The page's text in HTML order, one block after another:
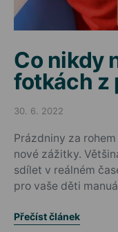
Co nikdy
fotkách z
Posted on
30. 6. 2022
Prázdniny za
nové zážitky.
sdílet v reálném
pro vaše děti
Přečíst článek